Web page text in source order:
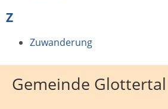
Z
Zuwanderung
Gemeinde Glottertal